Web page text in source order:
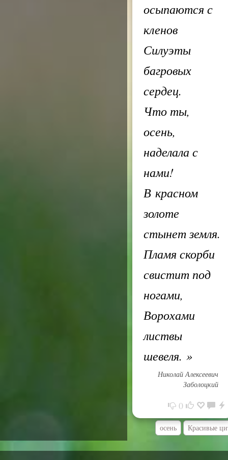
осыпаются с
кленов
Силуэты
багровых
сердец.
Что ты,
осень,
наделала с
нами!
В красном
золоте
стынет земля.
Пламя скорби
свистит под
ногами,
Ворохами
листвы
шевеля. »
Николай Алексеевич
Заболоцкий
0
осень Красивые